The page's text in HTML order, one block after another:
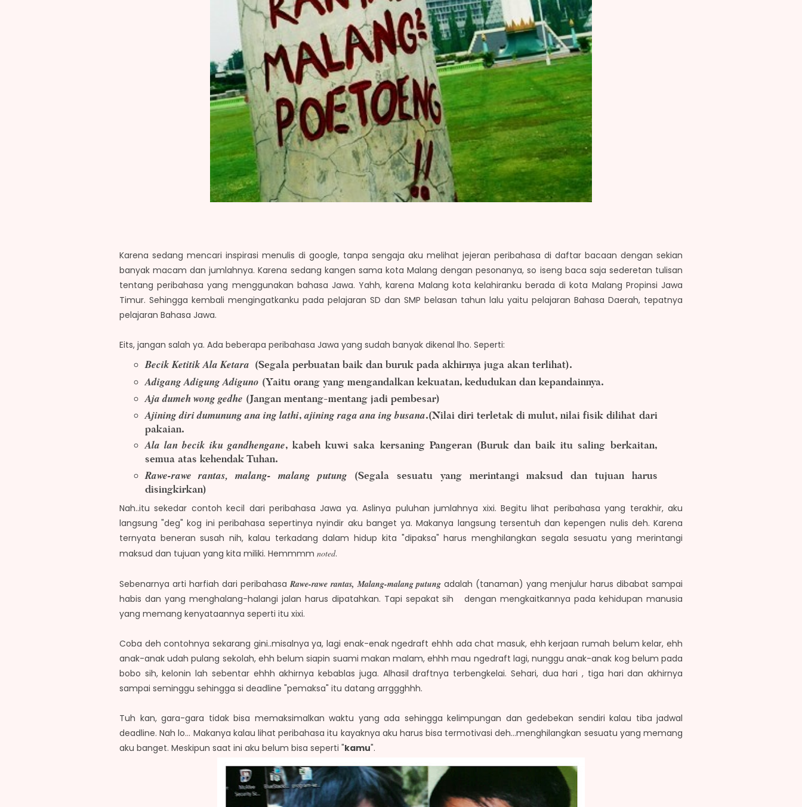
Karena sedang mencari inspirasi menulis di google, tanpa sengaja aku melihat jejeran peribahasa di daftar bacaan dengan sekian
banyak macam dan jumlahnya. Karena sedang kangen sama kota Malang dengan pesonanya, so iseng baca saja sederetan tulisan
tentang peribahasa yang menggunakan bahasa Jawa. Yahh, karena Malang kota kelahiranku berada di kota Malang Propinsi Jawa
Timur. Sehingga kembali mengingatkanku pada pelajaran SD dan SMP belasan tahun lalu yaitu pelajaran Bahasa Daerah, tepatnya
pelajaran Bahasa Jawa.
Eits, jangan salah ya. Ada beberapa peribahasa Jawa yang sudah banyak dikenal lho. Seperti:
Becik Ketitik Ala Ketara (Segala perbuatan baik dan buruk pada akhirnya juga akan terlihat).
Adigang Adigung Adiguno (Yaitu orang yang mengandalkan kekuatan, kedudukan dan kepandainnya.
Aja dumeh wong gedhe (Jangan mentang-mentang jadi pembesar)
Ajining diri dumunung ana ing lathi,ajining raga ana ing busana.(Nilai diri terletak di mulut, nilai fisik dilihat dari
pakaian.
Ala lan becik iku gandhengane, kabeh kuwi saka kersaning Pangeran (Buruk dan baik itu saling berkaitan,
semua atas kehendak Tuhan.
Rawe-rawe rantas, malang- malang putung (Segala sesuatu yang merintangi maksud dan tujuan harus
disingkirkan)
Nah..itu sekedar contoh kecil dari peribahasa Jawa ya. Aslinya puluhan jumlahnya xixi. Begitu lihat peribahasa yang terakhir, aku
langsung "deg" kog ini peribahasa sepertinya nyindir aku banget ya. Makanya langsung tersentuh dan kepengen nulis deh. Karena
ternyata beneran susah nih, kalau terkadang dalam hidup kita "dipaksa" harus menghilangkan segala sesuatu yang merintangi
maksud dan tujuan yang kita miliki. Hemmmm noted.
Sebenarnya arti harfiah dari peribahasaRawe-rawe rantas, Malang-malang putung adalah (tanaman) yang menjulur harus dibabat sampai
habis dan yang menghalang-halangi jalan harus dipatahkan. Tapi sepakat sih dengan mengkaitkannya pada kehidupan manusia
yang memang kenyataannya seperti itu xixi.
Coba deh contohnya sekarang gini..misalnya ya, lagi enak-enak ngedraft ehhh ada chat masuk, ehh kerjaan rumah belum kelar, ehh
anak-anak udah pulang sekolah, ehh belum siapin suami makan malam, ehhh mau ngedraft lagi, nunggu anak-anak kog belum pada
bobo sih, kelonin lah sebentar ehhh akhirnya kebablas juga. Alhasil draftnya terbengkelai. Sehari, dua hari , tiga hari dan akhirnya
sampai seminggu sehingga si deadline "pemaksa" itu datang arrggghhh.
Tuh kan, gara-gara tidak bisa memaksimalkan waktu yang ada sehingga kelimpungan dan gedebekan sendiri kalau tiba jadwal
deadline. Nah lo... Makanya kalau lihat peribahasa itu kayaknya aku harus bisa termotivasi deh...menghilangkan sesuatu yang memang
aku banget. Meskipun saat ini aku belum bisa seperti "kamu".